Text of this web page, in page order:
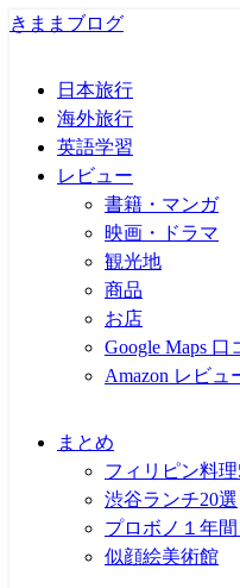
きままブログ
日本旅行
海外旅行
英語学習
レビュー
書籍・マンガ
映画・ドラマ
観光地
商品
お店
Google Maps 口
Amazon レビュ
まとめ
フィリピン料理
渋谷ランチ20選
プロボノ１年
似顔絵美術館